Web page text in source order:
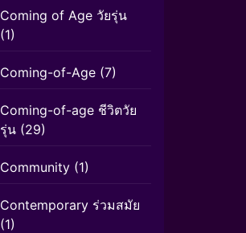
Coming of Age วัยรุ่น
(1)
Coming-of-Age (7)
Coming-of-age ชีวิตวัย
รุ่น (29)
Community (1)
Contemporary ร่วมสมัย
(1)